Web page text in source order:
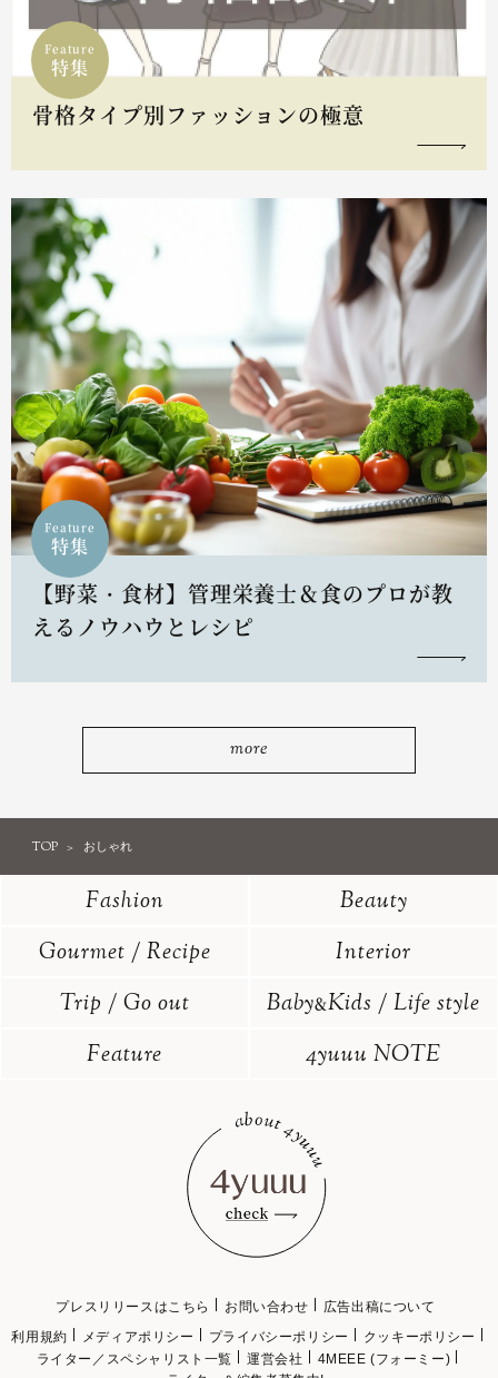
Feature
特集
骨格タイプ別ファッションの極意
Feature
特集
【野菜・食材】管理栄養士＆食のプロが教
えるノウハウとレシピ
more
TOP おしゃれ
Fashion
Beauty
Gourmet / Recipe
Interior
Trip / Go out
Baby&Kids / Life style
Feature
4yuuu NOTE
プレスリリースはこちら お問い合わせ
広告出稿について
利用規約
メディアポリシー プライバシーポリシー
クッキーポリシー
ライター／スペシャリスト一覧
運営会社
4MEEE (フォーミー)